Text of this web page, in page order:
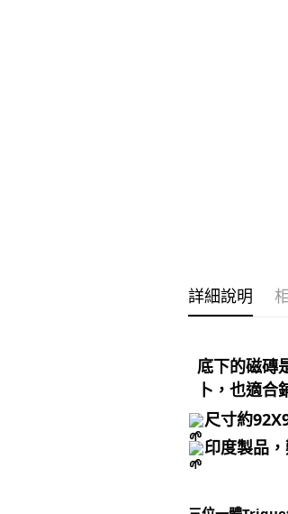
詳細說明
底下的磁磚
卜，也適合
尺寸約
印度製品